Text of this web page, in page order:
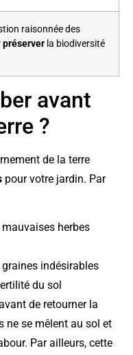
raisonnée des
préserver la biodiversité
avant
?
de la terre
pour votre jardin. Par
herbes
indésirables
du sol
de retourner la
ne se mêlent au sol et
Par ailleurs, cette